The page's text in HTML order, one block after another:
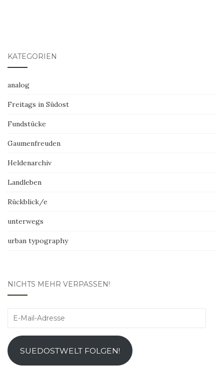
KATEGORIEN
analog
Freitags in Südost
Fundstücke
Gaumenfreuden
Heldenarchiv
Landleben
Rückblick/e
unterwegs
urban typography
NICHTS MEHR VERPASSEN!
E-
Adresse
SUEDOSTWELT FOLGEN!